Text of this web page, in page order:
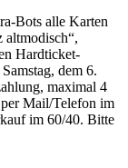
Bots alle Karten
altmodisch“,
Hardticket-
dem 6.
maximal 4
Mail/Telefon im
im 60/40. Bitte